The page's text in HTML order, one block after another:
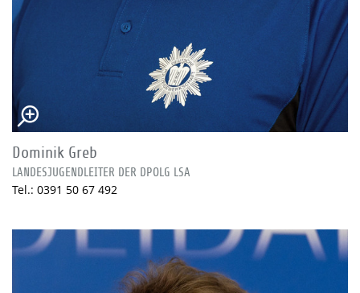
Dominik Greb
LANDESJUGENDLEITER DER DPOLG LSA
Tel.: 0391 50 67 492